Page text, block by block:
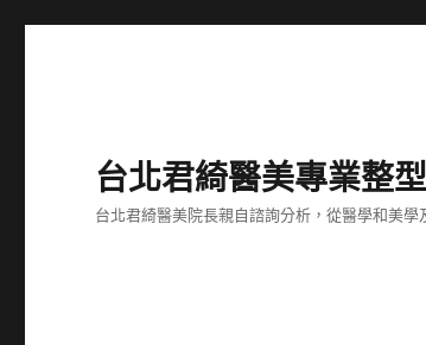
台北君綺醫美專業整
台北君綺醫美院長親自諮詢分析，從醫學和美